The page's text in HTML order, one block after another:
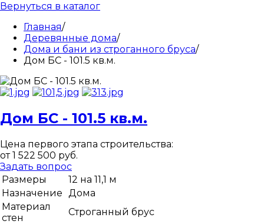
Вернуться в каталог
Главная/
Деревянные дома/
Дома и бани из строганного бруса/
Дом БС - 101.5 кв.м.
Дом БС - 101.5 кв.м.
Цена первого этапа строительства:
от 1 522 500 руб.
Задать вопрос
Размеры
12 на 11,1 м
Назначение Дома
Материал
стен
Строганный брус